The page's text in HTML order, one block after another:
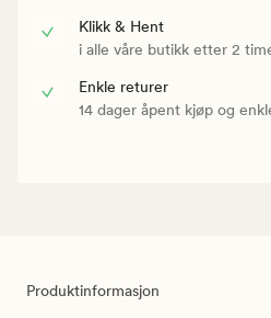
Klikk & Hent
i alle våre butikk etter 2
Enkle returer
14 dager åpent kjøp og
Produktinformasjon